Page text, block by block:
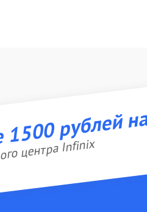
рублей
центра Infinix